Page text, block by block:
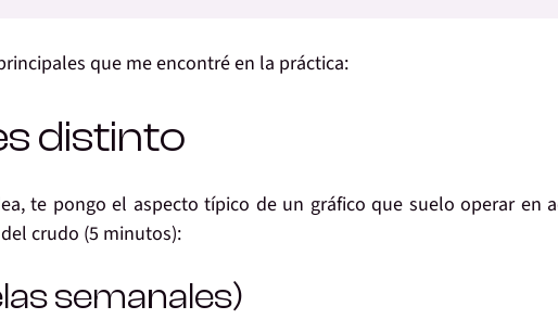
que me encontré en la práctica:
distinto
te pongo el aspecto típico de un gráfico que suelo operar en
crudo (5 minutos):
semanales)